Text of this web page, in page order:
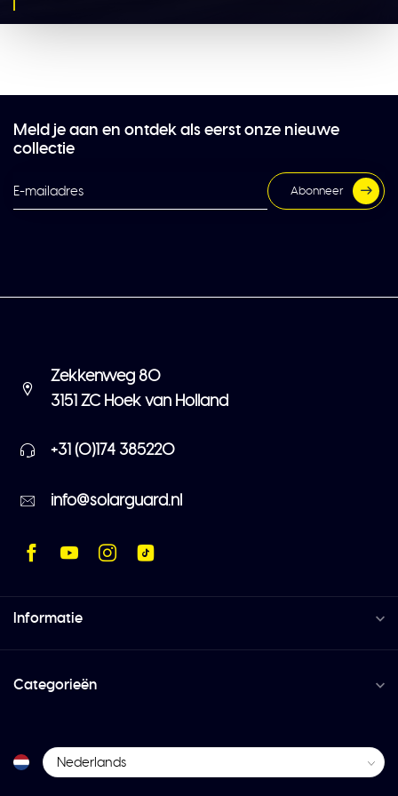
Meld je aan en ontdek als eerst onze nieuwe
collectie
Abonneer
Zekkenweg 80
3151 ZC Hoek van Holland
+31 (0)174 385220
info@solarguard.nl
Informatie
Categorieën